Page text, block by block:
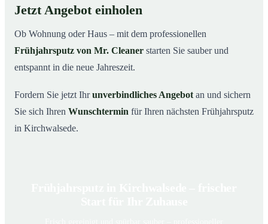
Jetzt Angebot einholen
Ob Wohnung oder Haus – mit dem professionellen
Frühjahrsputz von Mr. Cleaner starten Sie sauber und
entspannt in die neue Jahreszeit.
Fordern Sie jetzt Ihrunverbindliches Angebot an und sichern
Sie sich Ihren Wunschtermin für Ihren nächsten Frühjahrsputz
in Kirchwalsede.